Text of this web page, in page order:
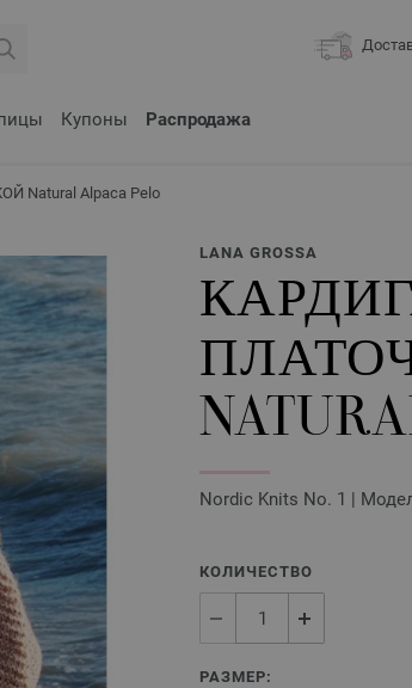
Купоны Распродажа
Natural Alpaca Pelo
LANA GROSSA
Nordic Knits No. 1 |
КОЛИЧЕСТВО
РАЗМЕР: